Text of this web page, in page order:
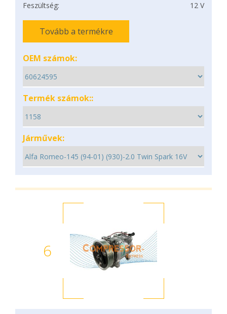
Feszültség:
12 V
Tovább a termékre
OEM számok:
Termék számok::
Járművek:
6